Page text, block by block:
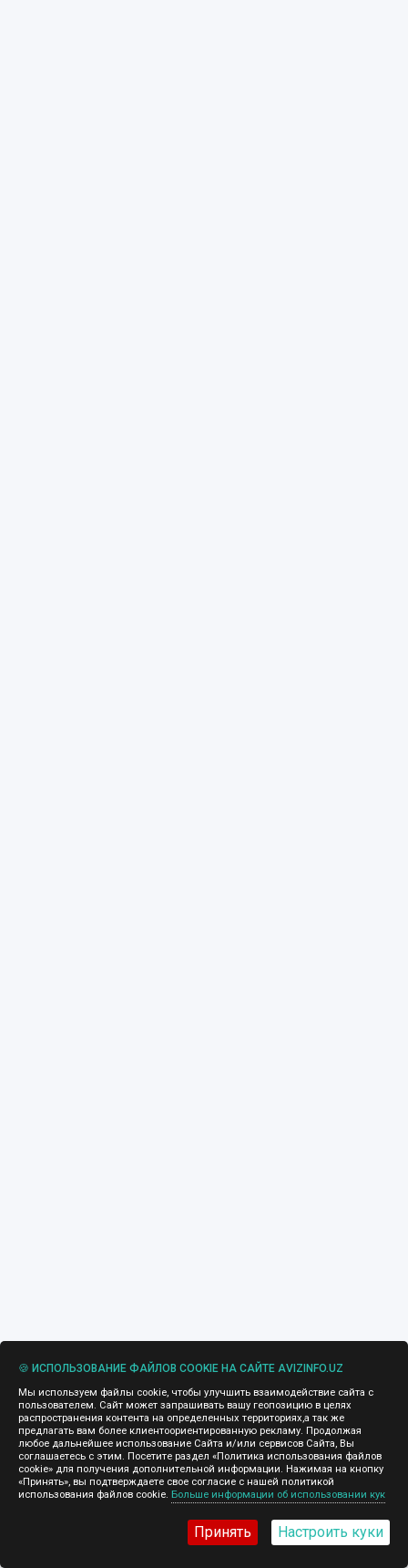
🍪 ИСПОЛЬЗОВАНИЕ ФАЙЛОВ COOKIE НА САЙТЕ AVIZINFO.UZ
Мы используем файлы cookie, чтобы улучшить взаимодействие сайта с
пользователем. Сайт может запрашивать вашу геопозицию в целях
распространения контента на определенных территориях,а так же
предлагать вам более клиентоориентированную рекламу. Продолжая
любое дальнейшее использование Сайта и/или сервисов Сайта, Вы
соглашаетесь с этим. Посетите раздел «Политика использования файлов
cookie» для получения дополнительной информации. Нажимая на кнопку
«Принять», вы подтверждаете свое согласие с нашей политикой
использования файлов cookie. Больше информации об использовании кук
Принять Настроить куки